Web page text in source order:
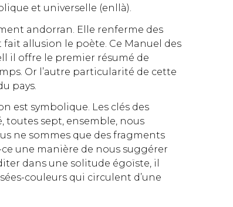
et universelle (enllà).
andorran. Elle renferme des
allusion le poète. Ce Manuel des
il offre le premier résumé de
Or l’autre particularité de cette
pays.
est symbolique. Les clés des
toutes sept, ensemble, nous
ne sommes que des fragments
ce une manière de nous suggérer
dans une solitude égoïste, il
couleurs qui circulent d’une